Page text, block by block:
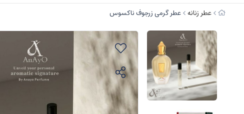
عطر زنانه عطر گرمی زرجوف ناکسوس